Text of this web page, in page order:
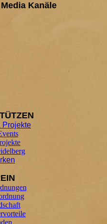
Kanäle
Projekte